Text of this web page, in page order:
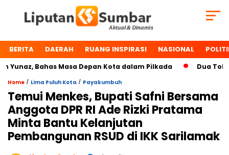
BERITA DAERAH RUANG INSPIRASI NASIONAL
Bahas Masa Depan Kota dalam Pilkada Dua Tokoh
Home / Lima Puluh Kota / Payakumbuh
Temui Menkes, Bupati Safni Bersama
Anggota DPR RI Ade Rizki Pratama
Minta Bantu Kelanjutan
Pembangunan RSUD di IKK Sarilamak